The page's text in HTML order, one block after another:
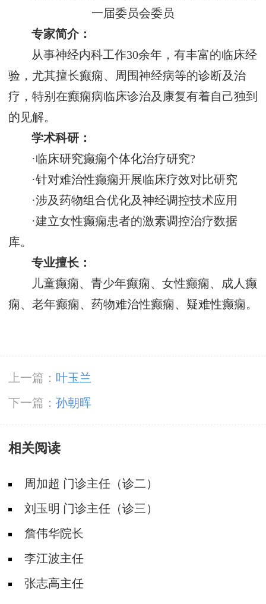
一届委员会委员
专家简介：
从事神经内科工作30余年，有丰富的临床经
验，尤其擅长癫痫、周围神经病等的诊断及治
疗，特别在癫痫病临床诊治及康复有着自己独到
的见解。
学术科研：
·临床研究癫痫个体化治疗研究?
·针对难治性癫痫开展临床疗效对比研究
·涉及药物组合优化及神经调控技术应用
·建立女性癫痫患者的激素调控治疗数据
库。
专业擅长：
儿童癫痫、青少年癫痫、女性癫痫、成人癫
痫、老年癫痫、药物难治性癫痫、疑难性癫痫。
上一篇： 叶玉兰
下一篇： 孙朝晖
相关阅读
周加超 门诊主任（诊二）
刘玉明 门诊主任（诊三）
詹伟华院长
李江波主任
张志高主任